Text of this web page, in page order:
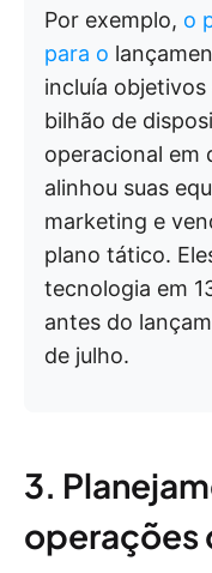
Por exemplo, o
para o
incluía
bilhão de
operacional em
alinhou suas
marketing e
plano tático.
tecnologia em
antes do
de julho.
3.
operações